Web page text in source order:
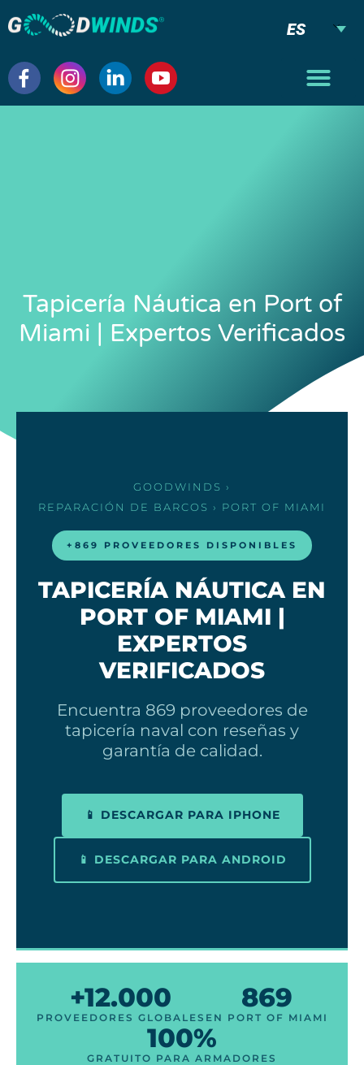
ES
Tapicería Náutica en Port of
Miami | Expertos Verificados
GOODWINDS ›
REPARACIÓN DE BARCOS › PORT OF MIAMI
+869 PROVEEDORES DISPONIBLES
TAPICERÍA NÁUTICA EN
PORT OF MIAMI |
EXPERTOS
VERIFICADOS
Encuentra 869 proveedores de
tapicería naval con reseñas y
garantía de calidad.
📱 DESCARGAR PARA IPHONE
📱 DESCARGAR PARA ANDROID
+12.000
PROVEEDORES GLOBALES
869
EN PORT OF MIAMI
100%
GRATUITO PARA ARMADORES